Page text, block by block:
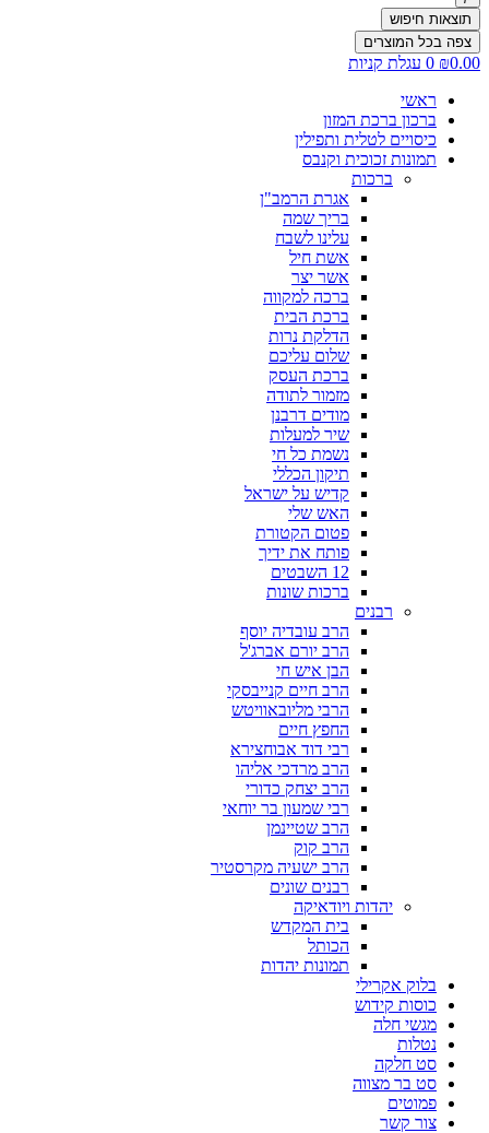
תוצאות חיפוש
צפה בכל המוצרים
₪0.00
0 עגלת קניות
ראשי
ברכון ברכת המזון
כיסויים לטלית ותפילין
תמונות זכוכית וקנבס
ברכות
אגרת הרמב"ן
בריך שמה
עלינו לשבח
אשת חיל
אשר יצר
ברכה למקווה
ברכת הבית
הדלקת נרות
שלום עליכם
ברכת העסק
מזמור לתודה
מודים דרבנן
שיר למעלות
נשמת כל חי
תיקון הכללי
קדיש על ישראל
האש שלי
פטום הקטורת
פותח את ידיך
12 השבטים
ברכות שונות
רבנים
הרב עובדיה יוסף
הרב יורם אברג'ל
הבן איש חי
הרב חיים קנייבסקי
הרבי מליובאוויטש
החפץ חיים
רבי דוד אבוחצירא
הרב מרדכי אליהו
הרב יצחק כדורי
רבי שמעון בר יוחאי
הרב שטיינמן
הרב קוק
הרב ישעיה מקרסטיר
רבנים שונים
יהדות ויודאיקה
בית המקדש
הכותל
תמונות יהדות
בלוק אקרילי
כוסות קידוש
מגשי חלה
נטלות
סט חלקה
סט בר מצווה
פמוטים
צור קשר